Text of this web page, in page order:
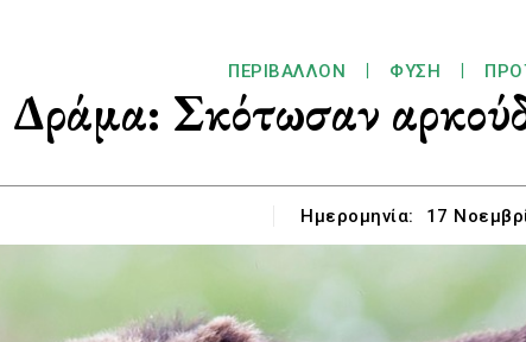
ΠΕΡΙΒΆΛΛΟΝ ΦΎΣΗ
Σκότωσαν
Ημερομηνία: 17